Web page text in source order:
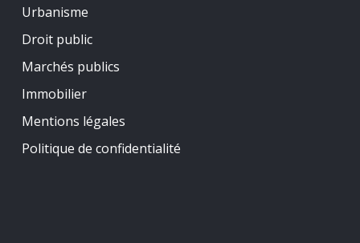
Urbanisme
Droit public
Marchés publics
Immobilier
Mentions légales
Politique de confidentialité